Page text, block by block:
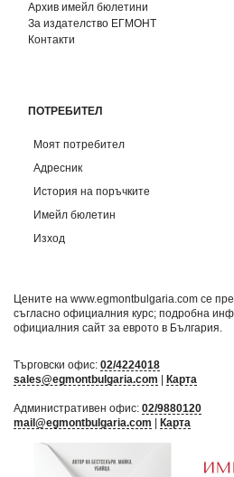
Архив имейл бюлетини
За издателство ЕГМОНТ
Контакти
ПОТРЕБИТЕЛ
Моят потребител
Адресник
История на поръчките
Имейл бюлетин
Изход
Цените на www.egmontbulgaria.com се
съгласно официалния курс; подробна
официалния сайт за еврото в България
Търговски офис: 02/4224018
sales@egmontbulgaria.com
Карта
Административен офис: 02/9880120
mail@egmontbulgaria.com
Карта